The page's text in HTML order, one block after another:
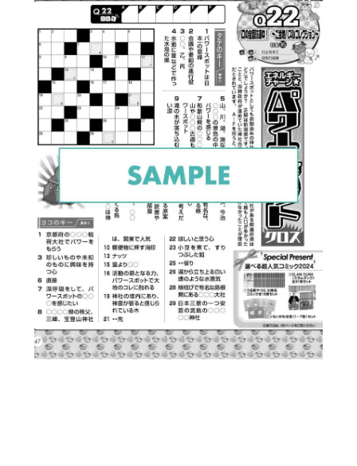
発送から1～2日程度で到着し、土日祝の配送
にも対応いたします。
沖縄県はご利用いただけません。
■ゆうメール
送料無料でお届けいたします。
土日祝の配送はなく、お届けまでお時間をい
ただく場合がございます。
状況により、1週間ほどかかる場合もございま
代金引換をご利用の場合は、別途手数料600
定期購読の途中解約や支払完了後のご返金は
原則として行っておりません。
予めご了承ください。
万が一、5日以上経っても届かない場合には、
ご連絡ください。
代引きの場合のみ、最初の1冊目がゆうパック
で配送されます。
代引き配送手数料は600円になります。